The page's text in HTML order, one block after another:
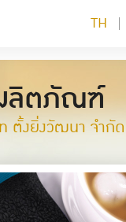
TH
ลิตภัณฑ์
ตั้งยิ่งวัฒนา จำกัด